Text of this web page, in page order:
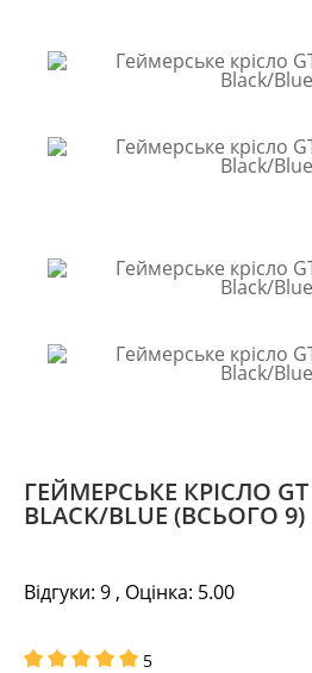
ГЕЙМЕРСЬКЕ КРІСЛО GT
BLACK/BLUE (ВСЬОГО 9)
Відгуки: 9 , Оцінка: 5.00
5